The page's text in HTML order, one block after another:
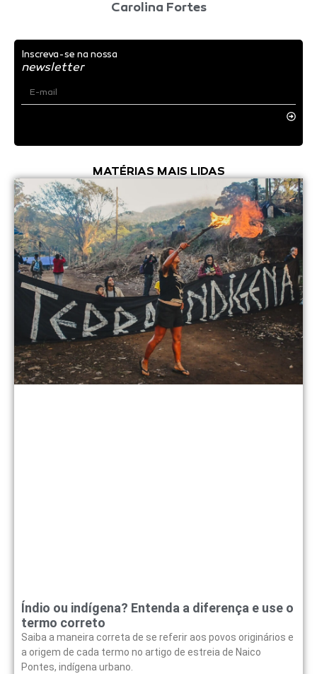
Carolina Fortes
Inscreva-se na nossa
newsletter
MATÉRIAS MAIS LIDAS
Índio ou indígena? Entenda a diferença e use o
termo correto
Saiba a maneira correta de se referir aos povos originários e
a origem de cada termo no artigo de estreia de Naico
Pontes, indígena urbano.